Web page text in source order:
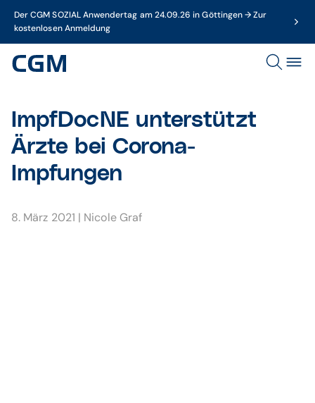
Der CGM SOZIAL Anwendertag am 24.09.26 in Göttingen → Zur
kostenlosen Anmeldung
ImpfDocNE unterstützt
Ärzte bei Corona-
Impfungen
8. März 2021 | Nicole Graf